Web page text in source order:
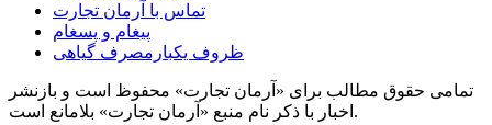
تماس با آرمان تجارت
پیغام و پسغام
ظروف یکبارمصرف گیاهی
تمامی حقوق مطالب برای «آرمان تجارت» محفوظ است و بازنشر
اخبار با ذکر نام منبع «آرمان تجارت» بلامانع است.